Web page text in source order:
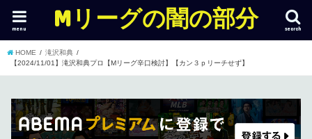
Mリーグの闇の部分 search
menu
HOME
滝沢和典
【2024/11/01】滝沢和典プロ【Mリーグ辛口検討】【カン３ｐリーチせず】